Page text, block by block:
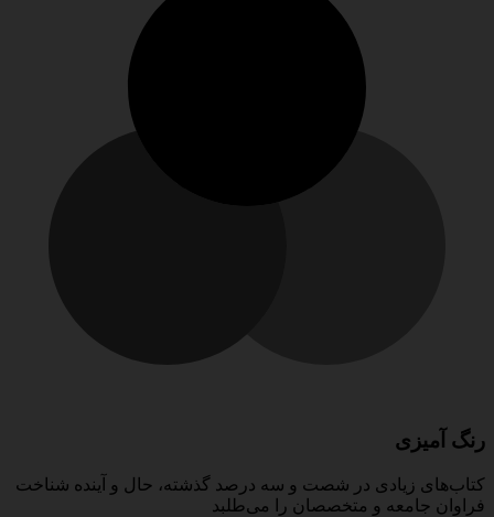
رنگ آمیزی
کتاب‌های زیادی در شصت و سه درصد گذشته، حال و آینده شناخت
فراوان جامعه و متخصصان را می‌طلبد